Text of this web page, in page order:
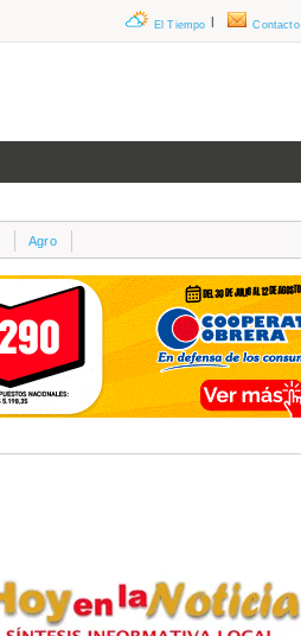
Contacto
|
El Tiempo
Agro